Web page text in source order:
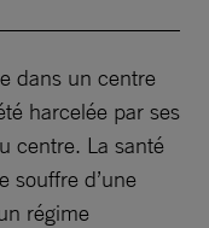
dans un centre
harcelée par ses
centre. La santé
souffre d’une
régime